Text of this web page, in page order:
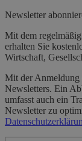
Newsletter
Mit dem
erhalten Sie
Wirtschaft,
Mit der Anmeldung
Newsletters. Ein
umfasst auch ein
Newsletter zu